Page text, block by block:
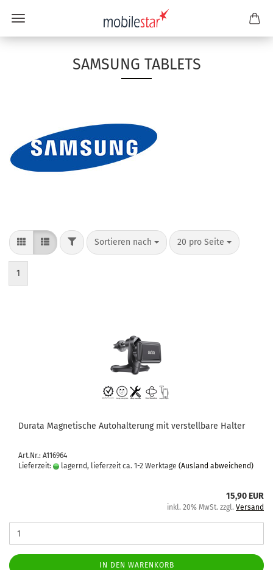
SAMSUNG TABLETS
Sortieren nach 20 pro Seite
1
Du­ra­ta Ma­gne­ti­sche Au­to­hal­te­rung mit ver­stell­ba­re Hal­ter
Art.Nr.: A116964
Lieferzeit:
lagernd, lieferzeit ca. 1-2 Werktage (Ausland abweichend)
15,90 EUR
inkl. 20% MwSt. zzgl. Versand
IN DEN WARENKORB